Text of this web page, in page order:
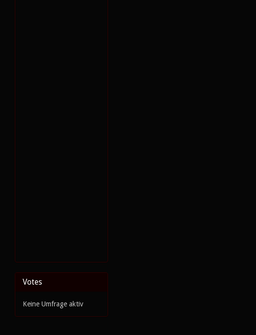
Votes
Keine Umfrage aktiv